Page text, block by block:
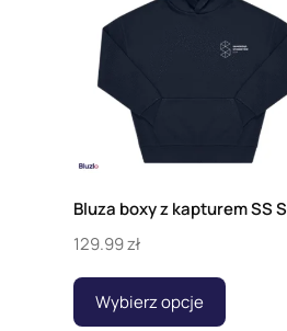
Bluza boxy z kapturem SS
129.99zł
Wybierz opcje